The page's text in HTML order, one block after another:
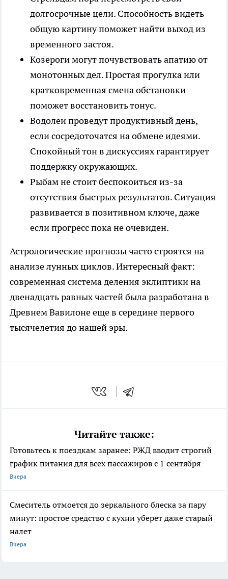
долгосрочные цели. Способность видеть
общую картину поможет найти выход из
временного застоя.
Козероги могут почувствовать апатию от
монотонных дел. Простая прогулка или
кратковременная смена обстановки
поможет восстановить тонус.
Водолеи проведут продуктивный день,
если сосредоточатся на обмене идеями.
Спокойный тон в дискуссиях гарантирует
поддержку окружающих.
Рыбам не стоит беспокоиться из-за
отсутствия быстрых результатов. Ситуация
развивается в позитивном ключе, даже
если прогресс пока не очевиден.
Астрологические прогнозы часто строятся на
анализе лунных циклов. Интересный факт:
современная система деления эклиптики на
двенадцать равных частей была разработана в
Древнем Вавилоне еще в середине первого
тысячелетия до нашей эры.
Читайте также:
Готовьтесь к поездкам заранее: РЖД вводит строгий
график питания для всех пассажиров с 1 сентября
Вчера
Смеситель отмоется до зеркального блеска за пару
минут: простое средство с кухни уберет даже старый
налет
Вчера